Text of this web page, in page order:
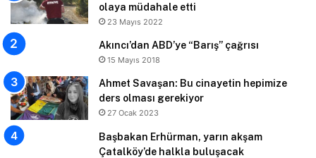
olaya müdahale etti
23 Mayıs 2022
Akıncı’dan ABD’ye “Barış” çağrısı
15 Mayıs 2018
Ahmet Savaşan: Bu cinayetin hepimize
ders olması gerekiyor
27 Ocak 2023
Başbakan Erhürman, yarın akşam
Çatalköy’de halkla buluşacak